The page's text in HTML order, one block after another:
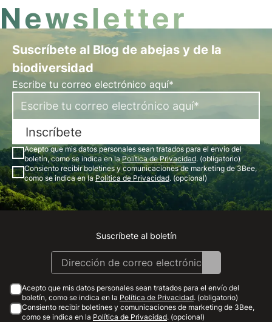
Newsletter
Suscríbete al Blog de abejas y de la
biodiversidad
Escribe tu correo electrónico aquí*
Inscríbete
Acepto que mis datos personales sean tratados para el envío del
boletín, como se indica en laPolítica de Privacidad. (obligatorio)
Consiento recibir boletines y comunicaciones de marketing de 3Bee,
como se indica en laPolítica de Privacidad. (opcional)
Instagram
Facebook
Linkedin
Youtube
Suscríbete al boletín
Acepto que mis datos personales sean tratados para el envío del
boletín, como se indica en la Política de Privacidad. (obligatorio)
Consiento recibir boletines y comunicaciones de marketing de 3Bee,
como se indica en la Política de Privacidad. (opcional)